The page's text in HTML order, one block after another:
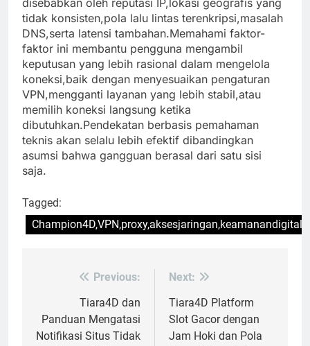
disebabkan oleh reputasi IP,lokasi geografis yang
tidak konsisten,pola lalu lintas terenkripsi,masalah
DNS,serta latensi tambahan.Memahami faktor-
faktor ini membantu pengguna mengambil
keputusan yang lebih rasional dalam mengelola
koneksi,baik dengan menyesuaikan pengaturan
VPN,mengganti layanan yang lebih stabil,atau
memilih koneksi langsung ketika
dibutuhkan.Pendekatan berbasis pemahaman
teknis akan selalu lebih efektif dibandingkan
asumsi bahwa gangguan berasal dari satu sisi
saja.
Tagged:
navigation
Previous:
Tiara4D dan
Panduan Mengatasi
Notifikasi Situs Tidak
Next:
Tiara4D Platform
Slot Gacor dengan
Jam Hoki dan Pola